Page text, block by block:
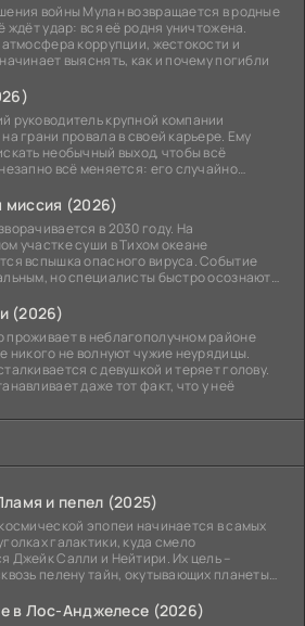
войны Мулан возвращается в родные
ждёт удар: вся её родня уничтожена.
коррупции, жестокости и
выяснять, как и почему погибли
руководитель крупной компании
грани провала в своей карьере. Ему
необычный выход, чтобы всё
всё меняется: его случайно
миссия (2026)
в 2030 году. На
участке суши в Тихом океане
вспышка опасного вируса. Событие
но специалисты быстро осознают:
(2026)
в неблагополучном районе
никого не волнуют чужие неурядицы.
с девушкой и теряет голову.
даже тот факт, что у неё
и пепел (2025)
эпопеи начинается в самых
галактики, куда смело
Джейк Салли и Нейтири. Их цель –
пелену тайн, окутывающих планеты
в Лос-Анджелесе (2026)